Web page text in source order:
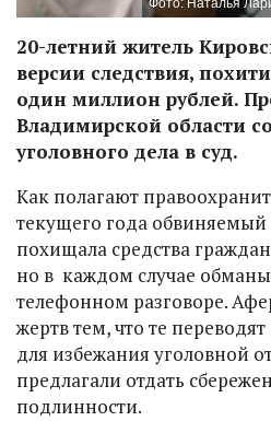
Фото: Наталья
20-летний житель
версии следствия,
один миллион рублей.
Владимирской области
уголовного дела в суд.
Как полагают
текущего года обвиняемый
похищала средства
но в каждом случае
телефонном разговоре.
жертв тем, что те
для избежания уголовной
предлагали отдать
подлинности.